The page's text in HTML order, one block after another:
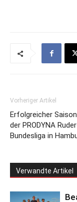
Vorheriger Artikel
Erfolgreicher
der PRODYNA
Bundesliga in
Verwandte Artikel